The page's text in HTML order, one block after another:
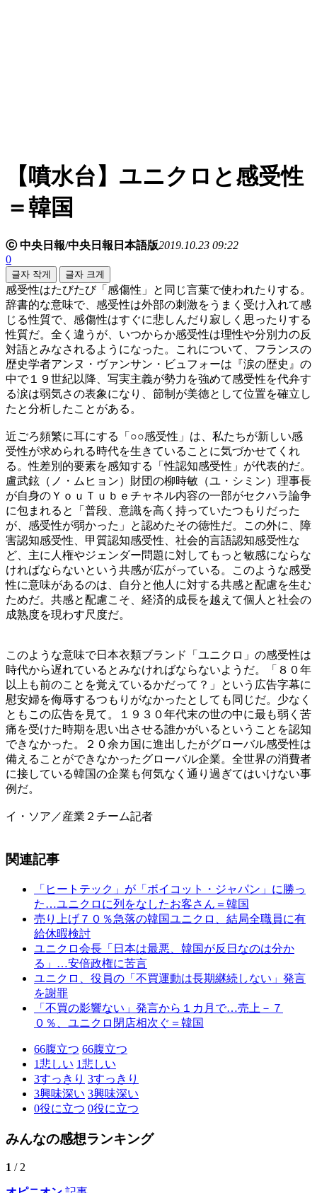
【噴水台】ユニクロと感受性
＝韓国
ⓒ 中央日報/中央日報日本語版2019.10.23 09:22
0
글자 작게 글자 크게
感受性はたびたび「感傷性」と同じ言葉で使われたりする。
辞書的な意味で、感受性は外部の刺激をうまく受け入れて感
じる性質で、感傷性はすぐに悲しんだり寂しく思ったりする
性質だ。全く違うが、いつからか感受性は理性や分別力の反
対語とみなされるようになった。これについて、フランスの
歴史学者アンヌ・ヴァンサン・ビュフォーは『涙の歴史』の
中で１９世紀以降、写実主義が勢力を強めて感受性を代弁す
る涙は弱気さの表象になり、節制が美徳として位置を確立し
たと分析したことがある。
近ごろ頻繁に耳にする「○○感受性」は、私たちが新しい感
受性が求められる時代を生きていることに気づかせてくれ
る。性差別的要素を感知する「性認知感受性」が代表的だ。
盧武鉉（ノ・ムヒョン）財団の柳時敏（ユ・シミン）理事長
が自身のＹｏｕＴｕｂｅチャネル内容の一部がセクハラ論争
に包まれると「普段、意識を高く持っていたつもりだった
が、感受性が弱かった」と認めたその徳性だ。この外に、障
害認知感受性、甲質認知感受性、社会的言語認知感受性な
ど、主に人権やジェンダー問題に対してもっと敏感にならな
ければならないという共感が広がっている。このような感受
性に意味があるのは、自分と他人に対する共感と配慮を生む
ためだ。共感と配慮こそ、経済的成長を越えて個人と社会の
成熟度を現わす尺度だ。
このような意味で日本衣類ブランド「ユニクロ」の感受性は
時代から遅れているとみなければならないようだ。「８０年
以上も前のことを覚えているかだって？」という広告字幕に
慰安婦を侮辱するつもりがなかったとしても同じだ。少なく
ともこの広告を見て。１９３０年代末の世の中に最も弱く苦
痛を受けた時期を思い出させる誰かがいるということを認知
できなかった。２０余カ国に進出したがグローバル感受性は
備えることができなかったグローバル企業。全世界の消費者
に接している韓国の企業も何気なく通り過ぎてはいけない事
例だ。
イ・ソア／産業２チーム記者
関連記事
「ヒートテック」が「ボイコット・ジャパン」に勝っ
た…ユニクロに列をなしたお客さん＝韓国
売り上げ７０％急落の韓国ユニクロ、結局全職員に有
給休暇検討
ユニクロ会長「日本は最悪、韓国が反日なのは分か
る」…安倍政権に苦言
ユニクロ、役員の「不買運動は長期継続しない」発言
を謝罪
「不買の影響ない」発言から１カ月で…売上－７
０％、ユニクロ閉店相次ぐ＝韓国
66腹立つ 66腹立つ
1悲しい 1悲しい
3すっきり 3すっきり
3興味深い 3興味深い
0役に立つ 0役に立つ
みんなの感想ランキング
1 / 2